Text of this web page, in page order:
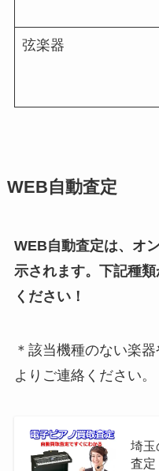
弦楽器
WEB自動査定
WEB自動査定は、オ
示されます。下記種
ください！
＊該当機種のない楽
よりご連絡ください。
埼玉
査定